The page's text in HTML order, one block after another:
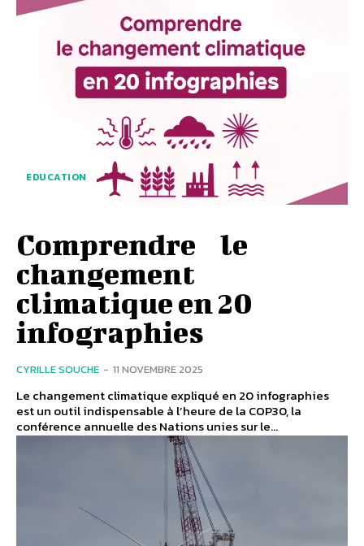
EDUCATION
Comprendre le
changement
climatique en 20
infographies
CYRILLE SOUCHE - 11 NOVEMBRE 2025
Le changement climatique expliqué en 20 infographies
est un outil indispensable à l’heure de la COP30, la
conférence annuelle des Nations unies sur le...